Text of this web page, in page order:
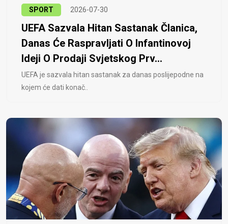
SPORT 2026-07-30
UEFA Sazvala Hitan Sastanak Članica,
Danas Će Raspravljati O Infantinovoj
Ideji O Prodaji Svjetskog Prv...
UEFA je sazvala hitan sastanak za danas poslijepodne na
kojem će dati konač..